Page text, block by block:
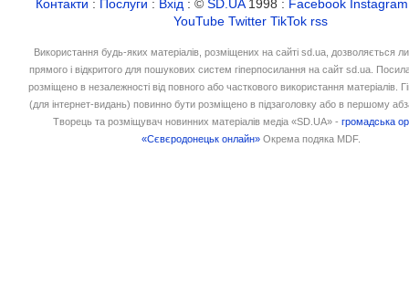
Контакти : Послуги : Вхід : ©SD.UA1998 : Facebook Instagram
YouTube Twitter TikTok rss
Використання будь-яких матеріалів, розміщених на сайті sd.ua, дозволяється
прямого і відкритого для пошукових систем гіперпосилання на сайт sd.ua.
розміщено в незалежності від повного або часткового використання матеріалів.
(для інтернет-видань) повинно бути розміщено в підзаголовку або в першому
Творець та розміщувач новинних матеріалів медіа «SD.UA» -громадська
«Сєвєродонецьк онлайн» Окрема подяка MDF.